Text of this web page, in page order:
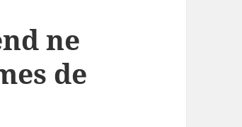
ne
de